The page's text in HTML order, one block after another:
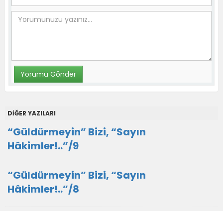
DİĞER YAZILARI
“Güldürmeyin” Bizi, “Sayın
Hâkimler!..”/9
“Güldürmeyin” Bizi, “Sayın
Hâkimler!..”/8